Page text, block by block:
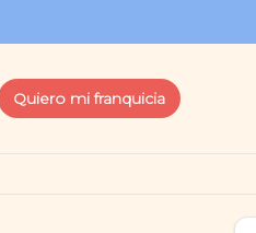
Quiero mi franquicia